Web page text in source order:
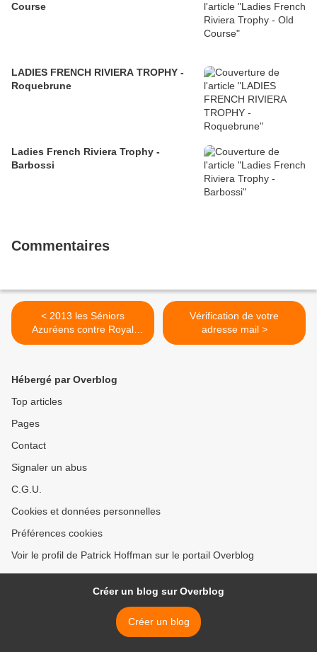
Course
LADIES FRENCH RIVIERA TROPHY -
Roquebrune
Ladies French Riviera Trophy -
Barbossi
Commentaires
< 2013 les Séniors
Azuréens contre Royal
Mougins
Vérification de votre
adresse mail >
Hébergé par Overblog
Top articles
Pages
Contact
Signaler un abus
C.G.U.
Cookies et données personnelles
Préférences cookies
Voir le profil de Patrick Hoffman sur le portail Overblog
Créer un blog sur Overblog
Créer un blog